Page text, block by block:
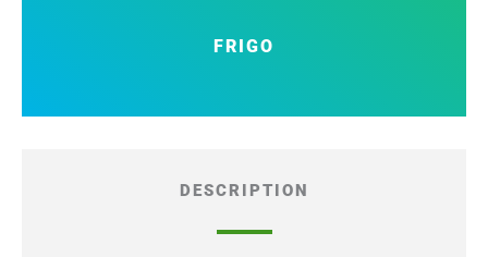
FRIGO
DESCRIPTION